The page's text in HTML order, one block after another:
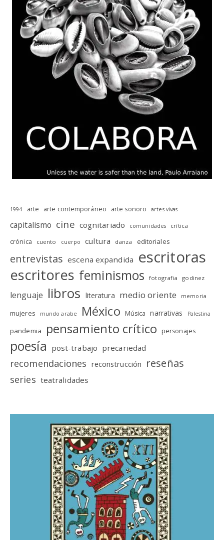
1994 arte arte contemporáneo arte sonoro artes vivas
capitalismo cine cognitariado comunidades crítica
crónica cuento cuerpo cultura danza editoriales
entrevistas escena expandida escritoras
escritores feminismos fotografia godinez
lenguaje libros literatura medio oriente memoria
mujeres mundo arabe México Música narrativas Palestina
pandemia pensamiento crítico personajes
poesía post-trabajo precariedad
recomendaciones reconstrucción reseñas
series teatralidades